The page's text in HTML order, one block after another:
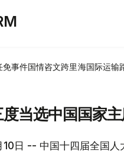
免事件国情咨文跨里海国际运输
当选中国国家
日 -- 中国十四届全国人